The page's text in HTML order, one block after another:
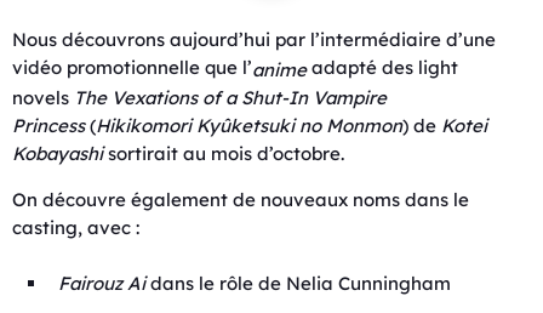
Nous découvrons aujourd’hui par l’intermédiaire d’une
vidéo promotionnelle que l’animeadapté des light
novels The Vexations of a Shut-In Vampire
Princess(Hikikomori Kyûketsuki no Monmon) de Kotei
Kobayashisortirait au mois d’octobre.
On découvre également de nouveaux noms dans le
casting, avec :
Fairouz Aidans le rôle de Nelia Cunningham